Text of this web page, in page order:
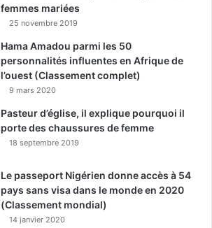
femmes mariées
25 novembre 2019
Hama Amadou parmi les 50
personnalités influentes en Afrique de
l’ouest (Classement complet)
9 mars 2020
Pasteur d’église, il explique pourquoi il
porte des chaussures de femme
18 septembre 2019
Le passeport Nigérien donne accès à 54
pays sans visa dans le monde en 2020
(Classement mondial)
14 janvier 2020